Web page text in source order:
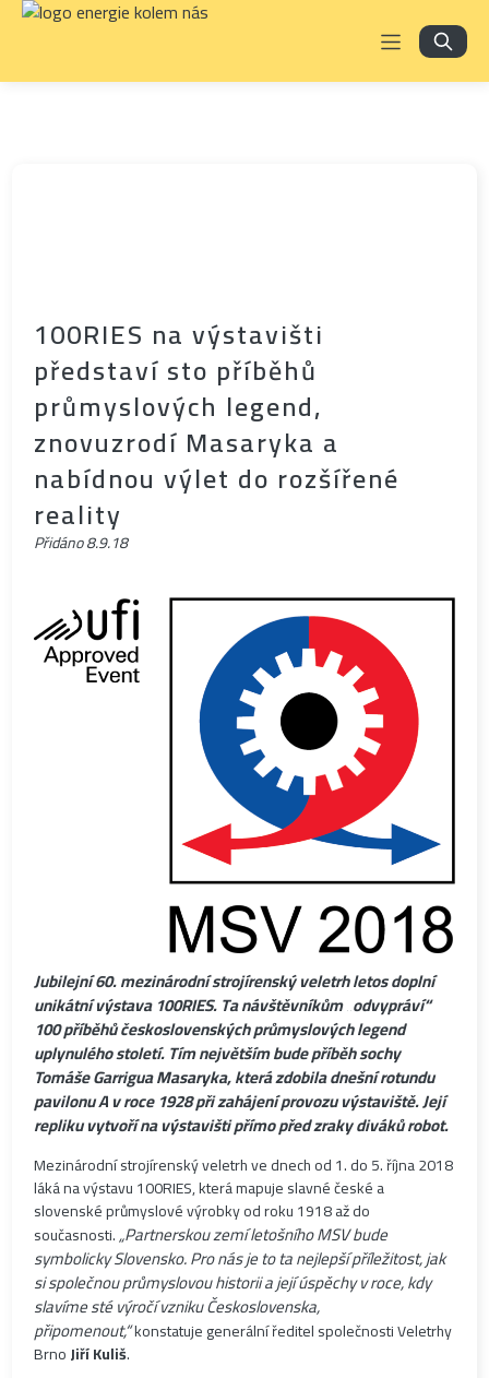
100RIES na výstavišti
představí sto příběhů
průmyslových legend,
znovuzrodí Masaryka a
nabídnou výlet do rozšířené
reality
Přidáno8.9.18
Jubilejní 60. mezinárodní strojírenský veletrh letos doplní
unikátní výstava 100RIES. Ta návštěvníkům „odvypráví“
100 příběhů československých průmyslových legend
uplynulého století. Tím největším bude příběh sochy
Tomáše Garrigua Masaryka, která zdobila dnešní rotundu
pavilonu A v roce 1928 při zahájení provozu výstaviště. Její
repliku vytvoří na výstavišti přímo před zraky diváků robot.
Mezinárodní strojírenský veletrh ve dnech od 1. do 5. října 2018
láká na výstavu 100RIES, která mapuje slavné české a
slovenské průmyslové výrobky od roku 1918 až do
současnosti.„Partnerskou zemí letošního MSV bude
symbolicky Slovensko. Pro nás je to ta nejlepší příležitost, jak
si společnou průmyslovou historii a její úspěchy v roce, kdy
slavíme sté výročí vzniku Československa,
připomenout,“konstatuje generální ředitel společnosti Veletrhy
BrnoJiří Kuliš.